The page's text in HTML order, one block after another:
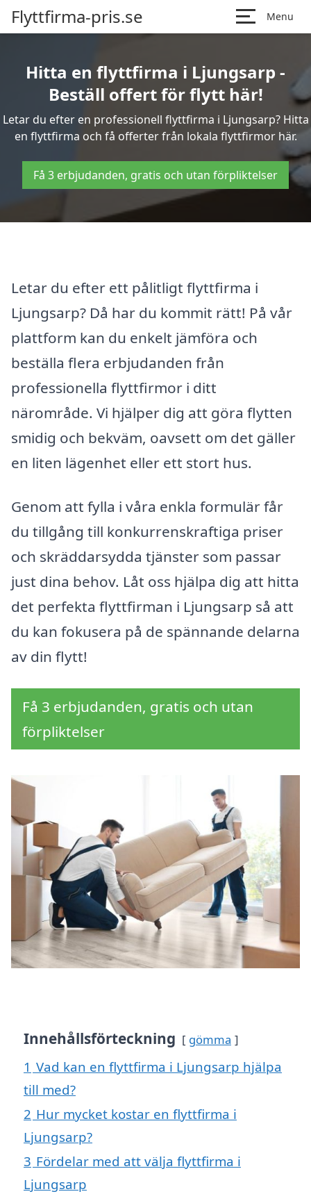
Flyttfirma-pris.se Menu
Hitta en flyttfirma i Ljungsarp -
Beställ offert för flytt här!
Letar du efter en professionell flyttfirma i Ljungsarp? Hitta
en flyttfirma och få offerter från lokala flyttfirmor här.
Få 3 erbjudanden, gratis och utan förpliktelser
Letar du efter ett pålitligt flyttfirma i
Ljungsarp? Då har du kommit rätt! På vår
plattform kan du enkelt jämföra och
beställa flera erbjudanden från
professionella flyttfirmor i ditt
närområde. Vi hjälper dig att göra flytten
smidig och bekväm, oavsett om det gäller
en liten lägenhet eller ett stort hus.
Genom att fylla i våra enkla formulär får
du tillgång till konkurrenskraftiga priser
och skräddarsydda tjänster som passar
just dina behov. Låt oss hjälpa dig att hitta
det perfekta flyttfirman i Ljungsarp så att
du kan fokusera på de spännande delarna
av din flytt!
Få 3 erbjudanden, gratis och utan
förpliktelser
Innehållsförteckning gömma
1 Vad kan en flyttfirma i Ljungsarp hjälpa
till med?
2 Hur mycket kostar en flyttfirma i
Ljungsarp?
3 Fördelar med att välja flyttfirma i
Ljungsarp